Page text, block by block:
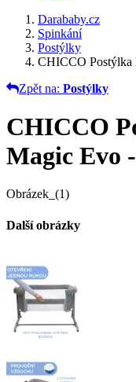
Darababy.cz
Spinkání
Postýlky
CHICCO
Zpět na: Postýlky
CHICCO
Magic Evo
Obrázek_(1)
Další obrázky